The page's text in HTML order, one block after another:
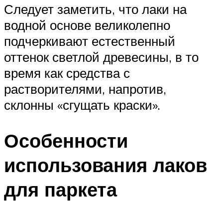
Следует заметить, что лаки на
водной основе великолепно
подчеркивают естественный
оттенок светлой древесины, в то
время как средства с
растворителями, напротив,
склонны «сгущать краски».
Особенности
использования лаков
для паркета